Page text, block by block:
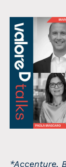
*Accenture,